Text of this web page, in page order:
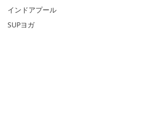
インドアプール
SUPヨガ